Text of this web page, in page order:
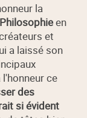
la
Philosophieen
et
a laissé son
ce
des
si évident